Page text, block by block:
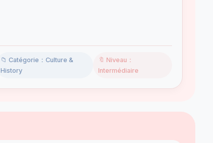
📁 Catégorie：Culture &
History
🔖 Niveau：
Intermédiaire